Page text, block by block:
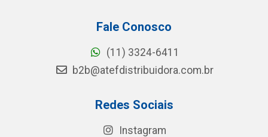
Fale Conosco
(11) 3324-6411
b2b@atefdistribuidora.com.br
Redes Sociais
Instagram